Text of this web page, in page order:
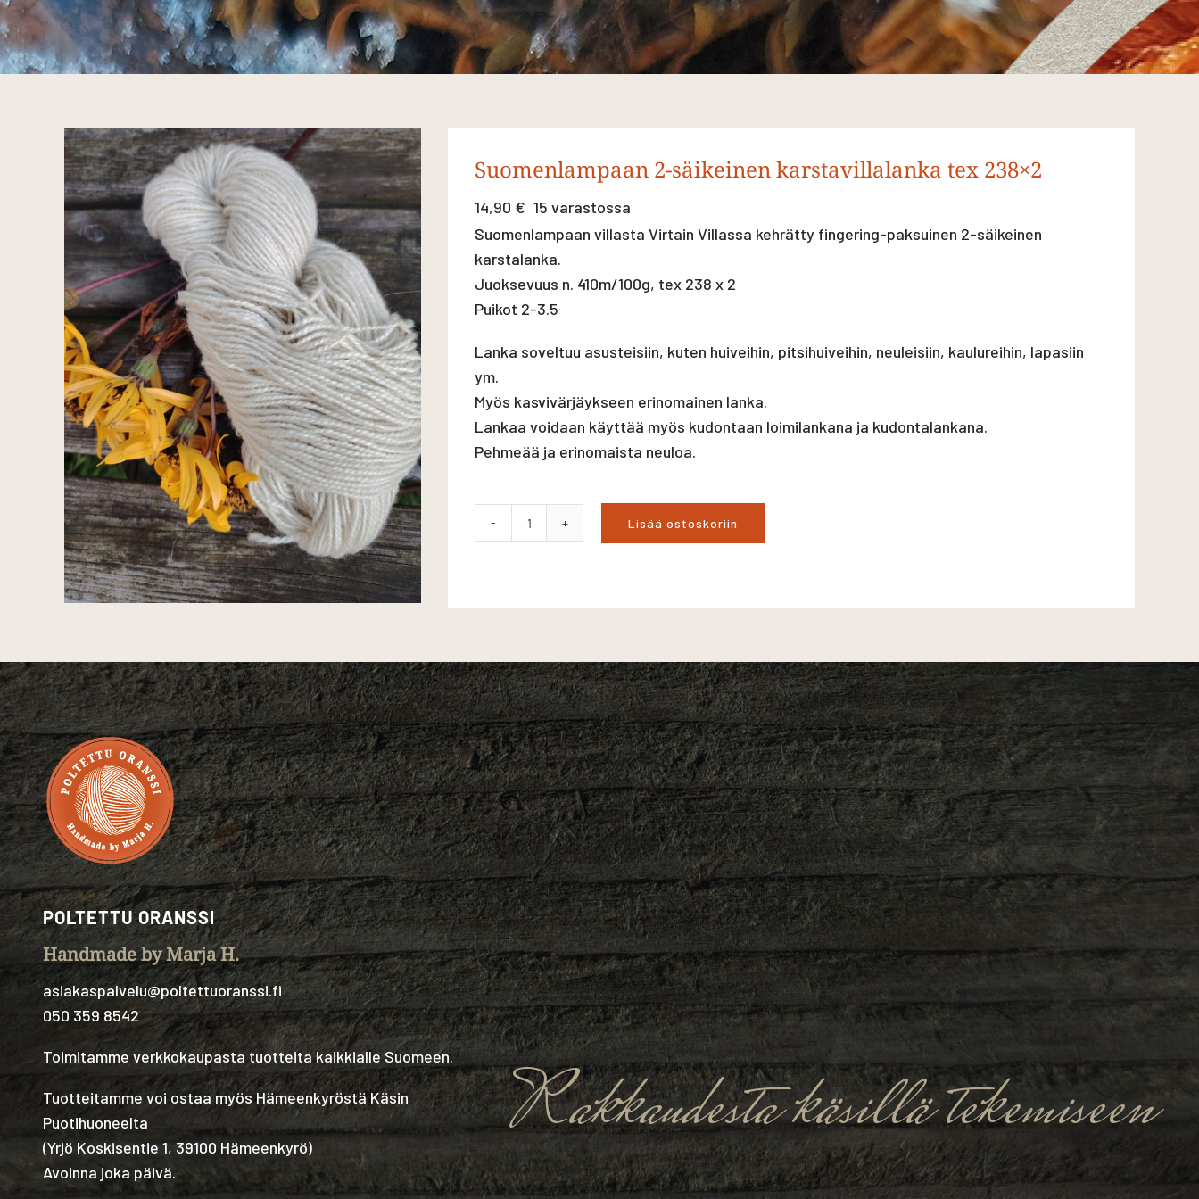
Suomenlampaan 2-säikeinen karstavillalanka tex 238×2
14,90 € 15 varastossa
Suomenlampaan villasta Virtain Villassa kehrätty fingering-paksuinen 2-säikeinen
karstalanka.
Juoksevuus n. 410m/100g, tex 238 x 2
Puikot 2-3.5
Lanka soveltuu asusteisiin, kuten huiveihin, pitsihuiveihin, neuleisiin, kaulureihin, lapasiin
ym.
Myös kasvivärjäykseen erinomainen lanka.
Lankaa voidaan käyttää myös kudontaan loimilankana ja kudontalankana.
Pehmeää ja erinomaista neuloa.
Suomenlampaan
karstavillalanka
238x2
määrä
Lisää ostoskoriin
POLTETTU ORANSSI
Handmade by Marja H.
asiakaspalvelu@poltettuoranssi.fi
050 359 8542
Toimitamme verkkokaupasta tuotteita kaikkialle Suomeen.
Tuotteitamme voi ostaa myös Hämeenkyröstä Käsin
Puotihuoneelta
(Yrjö Koskisentie 1, 39100 Hämeenkyrö)
Avoinna joka päivä.
Rakkaudesta käsillä tekemiseen